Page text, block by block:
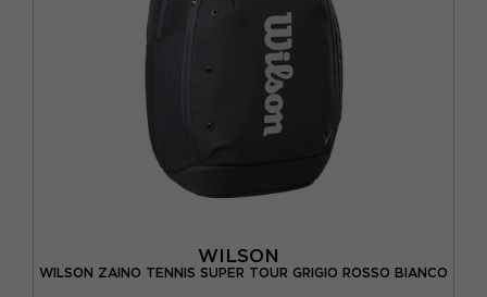
WILSON
WILSON ZAINO TENNIS SUPER TOUR GRIGIO ROSSO BIANCO